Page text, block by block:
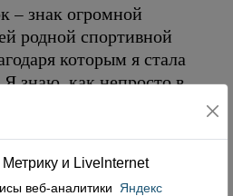
– знак огромной
родной спортивной
которым я стала
знаю, как непросто в
для детей. Очень
будут востребованы и
спортивных
и Livelnternet
веб-аналитики
Яндекс